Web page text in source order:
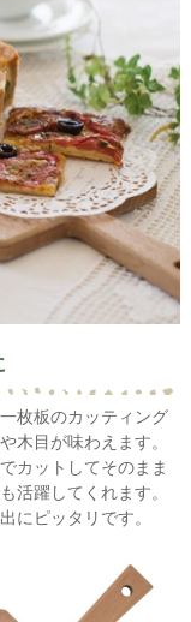
枚板のカッティング
木目が味わえます。
カットしてそのまま
活躍してくれます。
にピッタリです。